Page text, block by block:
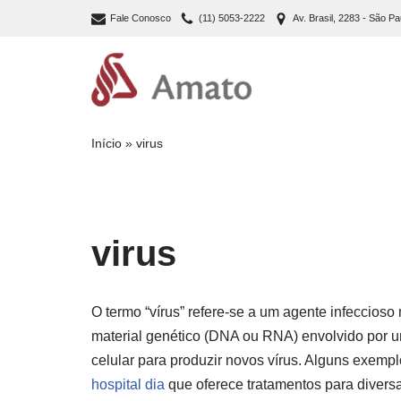
Fale Conosco (11) 5053-2222 Av. Brasil, 2283 - São
Início » virus
virus
O termo “vírus” refere-se a um agente
material genético (DNA ou RNA) envolvido por
celular para produzir novos vírus. Alguns
hospital dia que oferece tratamentos para